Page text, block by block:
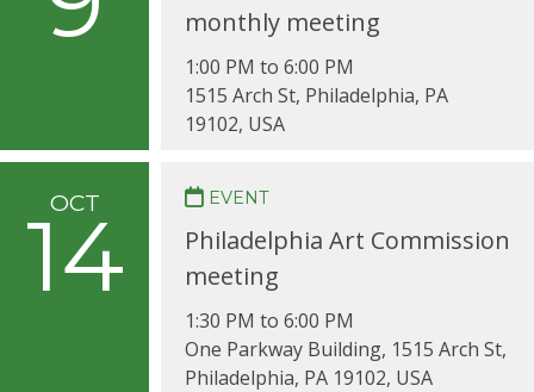
monthly meeting
1:00 PM to 6:00 PM
1515 Arch St, Philadelphia, PA
19102, USA
OCT
14
EVENT
Philadelphia Art Commission
meeting
1:30 PM to 6:00 PM
One Parkway Building, 1515 Arch St,
Philadelphia, PA 19102, USA